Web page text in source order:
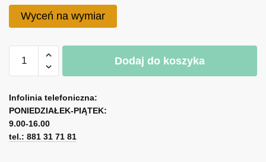
Wyceń na wymiar
Tapeta
jeziorem
Jökulsárlón
i
krami
Dodaj do koszyka
l
t
e
r
Infolinia telefoniczna:
PONIEDZIAŁEK-PIĄTEK:
9.00-16.00
tel.: 881 31 71 81